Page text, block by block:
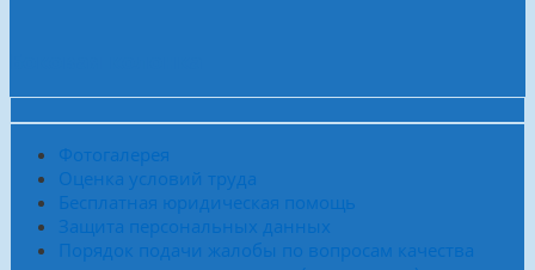
Фотогалерея
Оценка условий труда
Бесплатная юридическая помощь
Защита персональных данных
Порядок подачи жалобы по вопросам качества